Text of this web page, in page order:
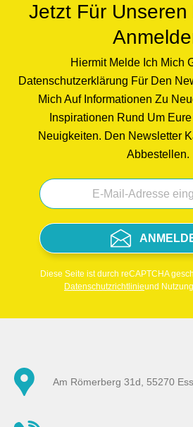
Jetzt Für
Hiermit Melde Ich Mich
Datenschutzerklärung Für Den
Mich Auf Informationen Zu
Inspirationen Rund Um
Neuigkeiten. Den Newsletter
Abbestellen.
Diese Seite ist durch reCAPTCHA
Datenschutzrichtlinieund
Am Römerberg 31d, 55270